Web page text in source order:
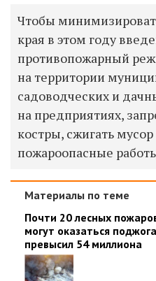
Чтобы
края в этом году
противопожарный
на территории
садоводческих и
на предприятиях,
костры, сжигать
пожароопасные
Материалы по теме
Почти 20 лесных
могут оказаться
превысил 54 миллиона